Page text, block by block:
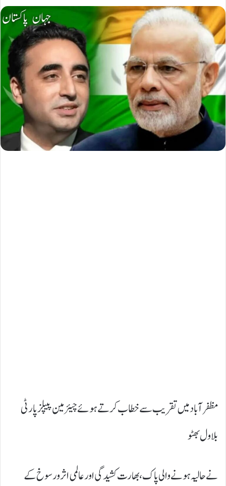
مظفر آباد میں تقریب سے خطاب کرتے ہوئے چیئرمین پیپلز پارٹی
بلاول بھٹو
نے حالیہ ہونے والی پاک ، بھارت کشیدگی اور عالمی اثرورسوخ کے